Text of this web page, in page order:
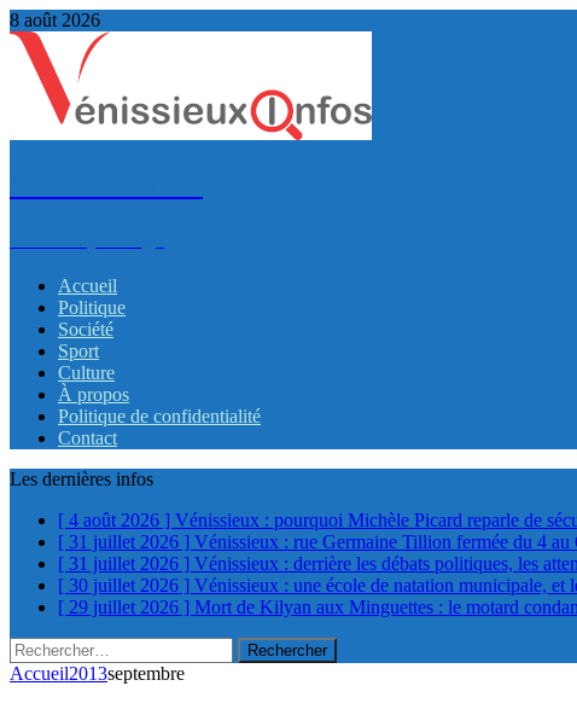
8 août 2026
Accueil
Politique
Société
Sport
Culture
À propos
Politique de confidentialité
Contact
Les dernières infos
[ 4 août 2026 ] Vénissieux : pourquoi Michèle Picard reparle de
[ 31 juillet 2026 ] Vénissieux : rue Germaine Tillion fermée du 4 au
[ 31 juillet 2026 ] Vénissieux : derrière les débats politiques, les
[ 30 juillet 2026 ] Vénissieux : une école de natation municipale, et
[ 29 juillet 2026 ] Mort de Kilyan aux Minguettes : le motard
Rechercher :
Accueil2013septembre